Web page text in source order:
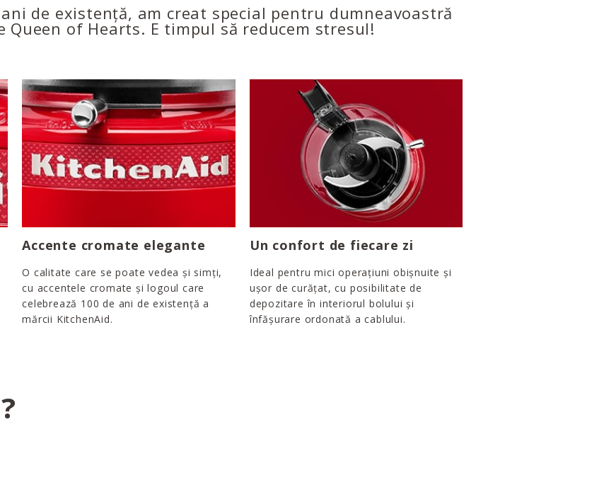
de existență, am creat special pentru dumneavoastră
of Hearts. E timpul să reducem stresul!
Accente cromate elegante
O calitate care se poate vedea și simți,
cu accentele cromate și logoul care
celebrează 100 de ani de existență a
mărcii KitchenAid.
Un confort de fiecare zi
Ideal pentru mici operațiuni obișnuite și
ușor de curățat, cu posibilitate de
depozitare în interiorul bolului și
înfășurare ordonată a cablului.